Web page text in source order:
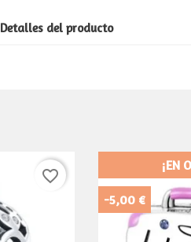
Detalles del producto
favorite_border
¡EN
-5,00 €